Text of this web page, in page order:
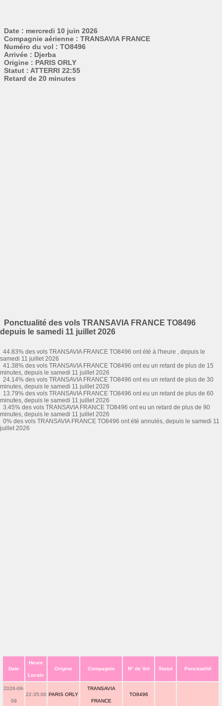
Date : mercredi 10 juin 2026
Compagnie aérienne : TRANSAVIA FRANCE
Numéro du vol : TO8496
Arrivée : Djerba
Origine : PARIS ORLY
Statut : ATTERRI 22:55
Retard de 20 minutes
Ponctualité des vols TRANSAVIA FRANCE TO8496
depuis le samedi 11 juillet 2026
44.83% des vols TRANSAVIA FRANCE TO8496 ont été à l'heure , depuis le
samedi 11 juillet 2026
41.38% des vols TRANSAVIA FRANCE TO8496 ont eu un retard de plus de 15
minutes, depuis le samedi 11 juillet 2026
24.14% des vols TRANSAVIA FRANCE TO8496 ont eu un retard de plus de 30
minutes, depuis le samedi 11 juillet 2026
13.79% des vols TRANSAVIA FRANCE TO8496 ont eu un retard de plus de 60
minutes, depuis le samedi 11 juillet 2026
3.45% des vols TRANSAVIA FRANCE TO8496 ont eu un retard de plus de 90
minutes, depuis le samedi 11 juillet 2026
0% des vols TRANSAVIA FRANCE TO8496 ont été annulés, depuis le samedi 11
juillet 2026
Date
Heure
Locale
Origine Compagnie N° de Vol Statut Ponctualité
2026-08-
09
22:35:00 PARIS ORLY
TRANSAVIA
FRANCE
TO8496